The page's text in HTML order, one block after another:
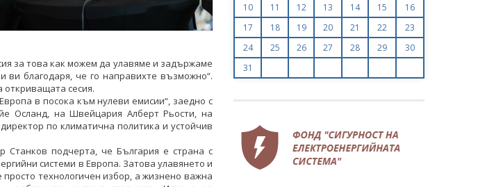
за това как можем да улавяме и задържаме
ви благодаря, че го направихте възможно“.
сесия.
в посока към нулеви емисии“, заедно с
Осланд, на Швейцария Алберт Рьости, на
по климатична политика и устойчив
Станков подчерта, че България е страна с
системи в Европа. Затова улавянето и
технологичен избор, а жизнено важна
10
11 12 13 14 15
16
17
18 19 20 21 22
23
24
25 26 27 28 29
30
31